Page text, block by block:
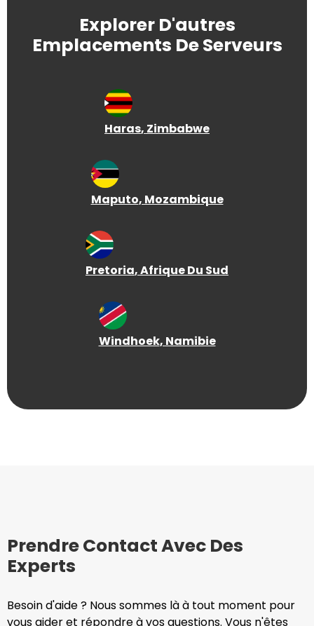
Explorer D'autres
Emplacements De Serveurs
Haras, Zimbabwe
Maputo, Mozambique
Pretoria, Afrique Du Sud
Windhoek, Namibie
Prendre Contact Avec Des
Experts
Besoin d'aide ? Nous sommes là à tout moment pour
vous aider et répondre à vos questions. Vous n'êtes